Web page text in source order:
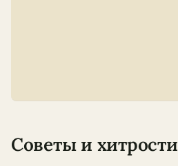
Советы и хитрости